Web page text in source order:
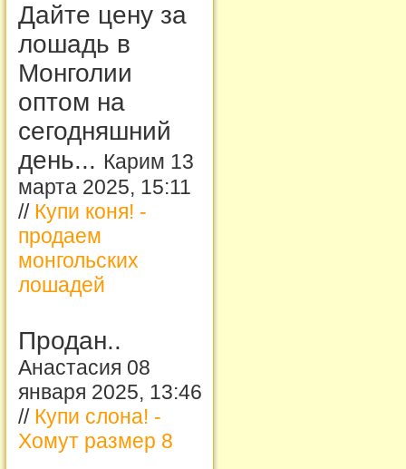
Дайте цену за
лошадь в
Монголии
оптом на
сегодняшний
день... Карим 13
марта 2025, 15:11
// Купи коня! -
продаем
монгольских
лошадей
Продан..
Анастасия 08
января 2025, 13:46
// Купи слона! -
Хомут размер 8